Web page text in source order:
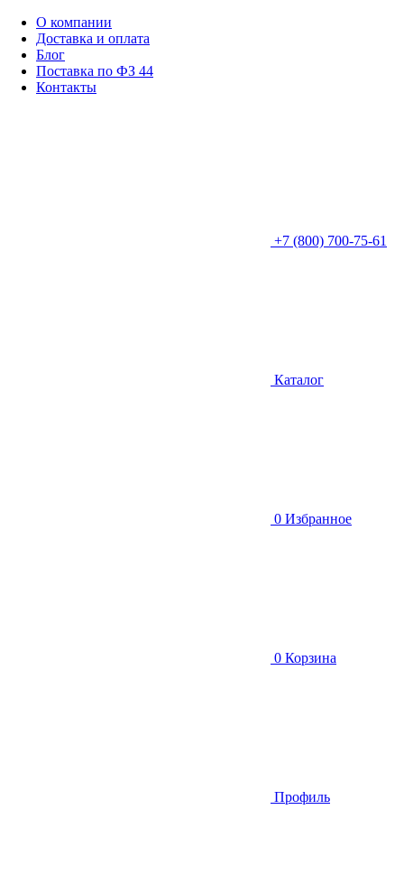
О компании
Доставка и оплата
Блог
Поставка по ФЗ 44
Контакты
+7 (800) 700-75-61
Каталог
0 Избранное
0 Корзина
Профиль